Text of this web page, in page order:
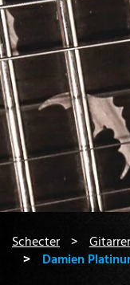
Schecter
Damien